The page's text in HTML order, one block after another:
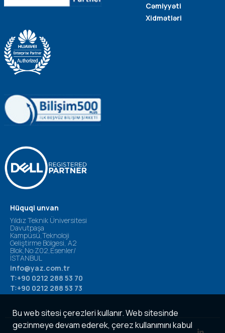
Bu web sitesi çerezleri kullanır. Web sitesinde
gezinmeye devam ederek, çerez kullanımını kabul
Cəmiyyəti
Xidmətləri
Hüquqi unvan
Yıldız Teknik Üniversitesi
Davutpaşa
Kampüsü,Teknoloji
Geliştirme Bölgesi, A2
Blok,No:Z02,Esenler/
İSTANBUL
info@yaz.com.tr
T:+90 0212 288 53 70
T:+90 0212 288 53 73